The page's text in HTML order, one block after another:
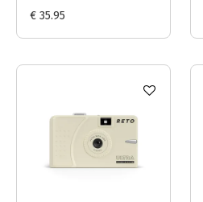
€ 35.95